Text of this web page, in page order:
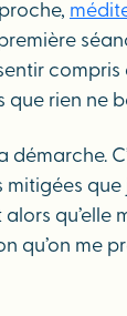
rien ne
qu’on me